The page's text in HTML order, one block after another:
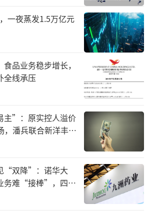
庞大的嘉宾阵容来看，这并不是
会议，它代表着对原始创新的
着对那些当前还未解决临床场
，代表着对医疗行业可持续发展
时也代表着一种未来，是医疗
风向标。
再走近看，到底能看到什么
入下半场，
“无人之境”正成
次大会的人，都对“无人之
一夜蒸发1.5万亿元
品业务稳步增长，
全线承压
主”：原实控人溢价
潘兵联合新洋丰、
“双降”：诺华大
难“接棒”，四大